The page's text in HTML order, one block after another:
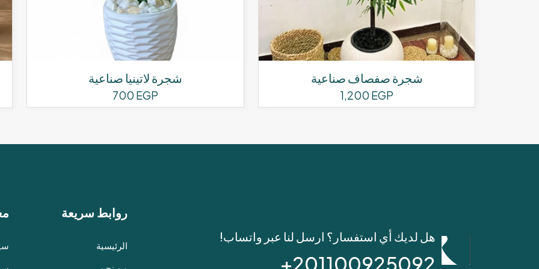
شجرة صفصاف صناعية
1,200 EGP
شجرة لاتينيا صناعية
700 EGP
هل لديك أي استفسار؟ ارسل لنا عبر واتساب!
201100925092+
روابط سريعة
الرئيسية